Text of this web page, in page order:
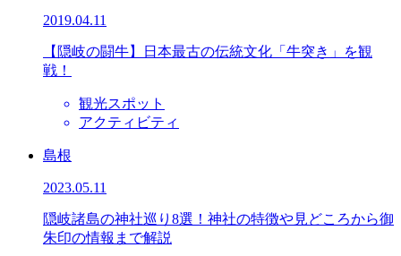
2019.04.11
【隠岐の闘牛】日本最古の伝統文化「牛突き」を観
戦！
観光スポット
アクティビティ
島根
2023.05.11
隠岐諸島の神社巡り8選！神社の特徴や見どころから御
朱印の情報まで解説